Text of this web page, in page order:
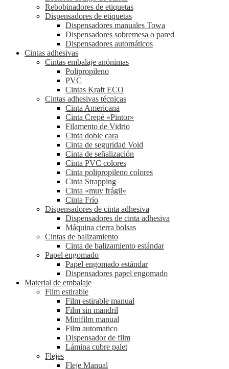
Rebobinadores de etiquetas
Dispensadores de etiquetas
Dispensadores manuales Towa
Dispensadores sobremesa o pared
Dispensadores automáticos
Cintas adhesivas
Cintas embalaje anónimas
Polipropileno
PVC
Cintas Kraft ECO
Cintas adhesivas técnicas
Cinta Americana
Cinta Crepé «Pintor»
Filamento de Vidrio
Cinta doble cara
Cinta de seguridad Void
Cinta de señalización
Cinta PVC colores
Cinta polipropileno colores
Cinta Strapping
Cinta «muy frágil»
Cinta Frío
Dispensadores de cinta adhesiva
Dispensadores de cinta adhesiva
Máquina cierra bolsas
Cintas de balizamiento
Cinta de balizamiento estándar
Papel engomado
Papel engomado estándar
Dispensadores papel engomado
Material de embalaje
Film estirable
Film estirable manual
Film sin mandril
Minifilm manual
Film automatico
Dispensador de film
Lámina cubre palet
Flejes
Fleje Manual